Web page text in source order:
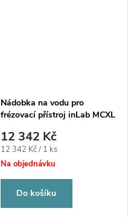
Nádobka na vodu pro
frézovací přístroj inLab MCXL
12 342 Kč
Měrná
cena:
12 342 Kč / 1 ks
Na objednávku
Do košíku